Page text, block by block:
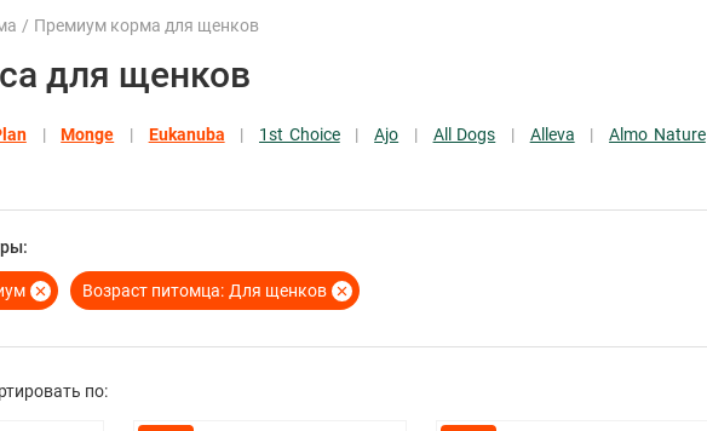
Премиум корма для щенков
для щенков
Monge Eukanuba 1st Choice Ajo All Dogs Alleva Almo Nature
Возраст питомца: Для щенков
по: